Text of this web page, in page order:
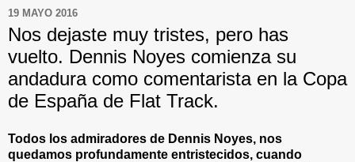
19 MAYO 2016
Nos dejaste muy tristes, pero has
vuelto. Dennis Noyes comienza su
andadura como comentarista en la Copa
de España de Flat Track.
Todos los admiradores de Dennis Noyes, nos
quedamos profundamente entristecidos, cuando